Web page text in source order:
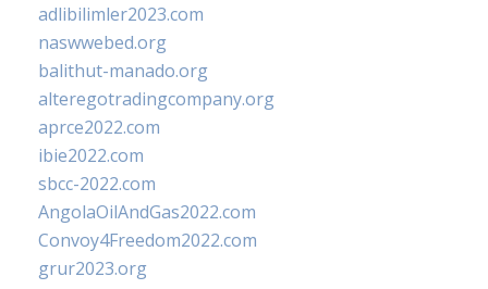
adlibilimler2023.com
naswwebed.org
balithut-manado.org
alteregotradingcompany.org
aprce2022.com
ibie2022.com
sbcc-2022.com
AngolaOilAndGas2022.com
Convoy4Freedom2022.com
grur2023.org